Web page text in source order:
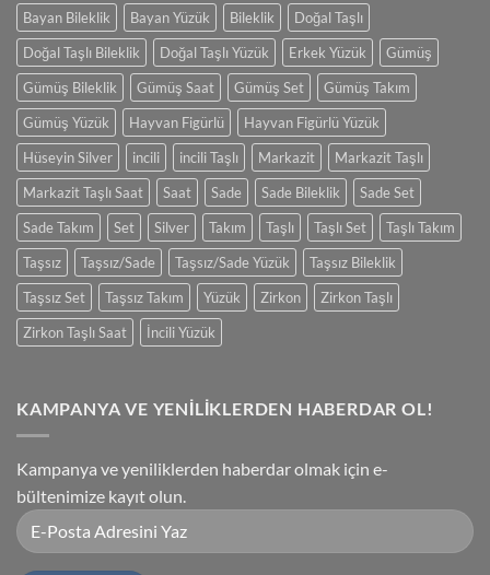
Bayan Bileklik Bayan Yüzük Bileklik
Doğal Taşlı
Doğal Taşlı Bileklik
Doğal Taşlı Yüzük Erkek Yüzük
Gümüş
Gümüş Bileklik
Gümüş Saat Gümüş Set
Gümüş Takım
Gümüş Yüzük
Hayvan Figürlü
Hayvan Figürlü Yüzük
Hüseyin Silver
incili incili Taşlı Markazit
Markazit Taşlı
Markazit Taşlı Saat
Saat Sade Sade Bileklik
Sade Set
Sade Takım
Set Silver Takım Taşlı Taşlı Set
Taşlı Takım
Taşsız
Taşsız/Sade Taşsız/Sade Yüzük
Taşsız Bileklik
Taşsız Set
Taşsız Takım Yüzük Zirkon
Zirkon Taşlı
Zirkon Taşlı Saat
İncili Yüzük
KAMPANYA VE YENİLİKLERDEN HABERDAR OL!
Kampanya ve yeniliklerden haberdar olmak için e-
bültenimize kayıt olun.